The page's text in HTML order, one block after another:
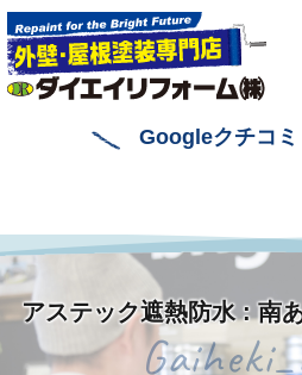
Googleクチコミ
アステック遮熱防水 : 南